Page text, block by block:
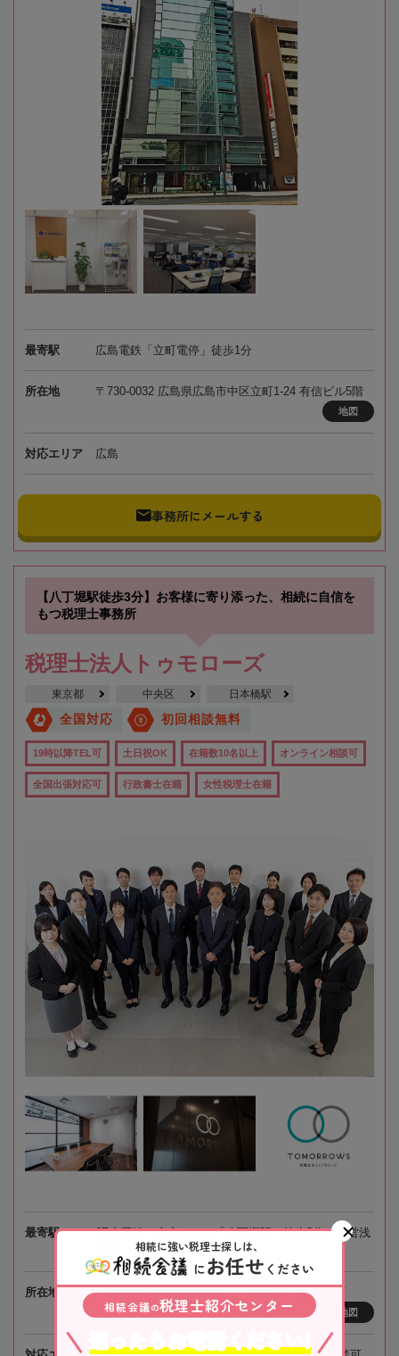
最寄駅 広島電鉄「立町電停」徒歩1分
所在地 〒730-0032 広島県広島市中区立町1-24 有信ビル5階
地図
対応エリア 広島
事務所にメールする
【八丁堀駅徒歩3分】お客様に寄り添った、相続に自信を
もつ税理士事務所
税理士法人トゥモローズ
東京都 中央区 日本橋駅
全国対応 初回相談無料
19時以降TEL可 土日祝OK 在籍数10名以上 オンライン相談可
全国出張対応可 行政書士在籍 女性税理士在籍
最寄駅
JR京葉線、東京メトロ「八丁堀駅」徒歩3分、都営浅
草線「宝町駅」徒歩4分
所在地
〒104-0032 東京都中央区八丁堀4-3-5 京橋宝町
PREX6階
地図
相続に強い税理士探しは、
にお任せ ください
相続会議の税理士紹介センター